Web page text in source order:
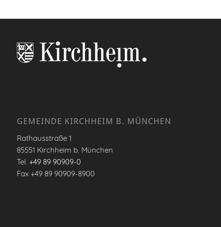
GEMEINDE KIRCHHEIM B. MÜNCHEN
Rathausstraße 1
85551 Kirchheim b. München
Tel. +49 89 90909-0
Fax +49 89 90909-8900